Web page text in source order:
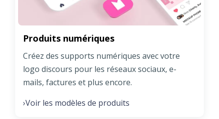
Produits numériques
Créez des supports numériques avec votre
logo discours pour les réseaux sociaux, e-
mails, factures et plus encore.
›Voir les modèles de produits